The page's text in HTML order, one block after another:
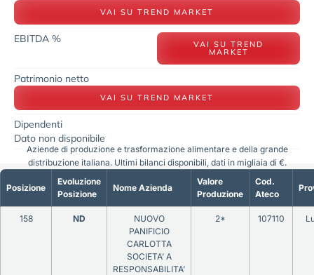
VAI SU TREND MARKET
EBITDA % VAI SU TREND
MARKET
Patrimonio netto
VAI SU TREND MARKET
Dipendenti
Dato non disponibile
Posizione
Evoluzione
Posizione
Nome Azienda
Valore
Produzione
Cod.
Ateco
158 ND
NUOVO
PANIFICIO
CARLOTTA
SOCIETA’ A
RESPONSABILITA’
2* 107110
Aziende di produzione e trasformazione alimentare e della grande
distribuzione italiana. Ultimi bilanci disponibili, dati in migliaia di €.